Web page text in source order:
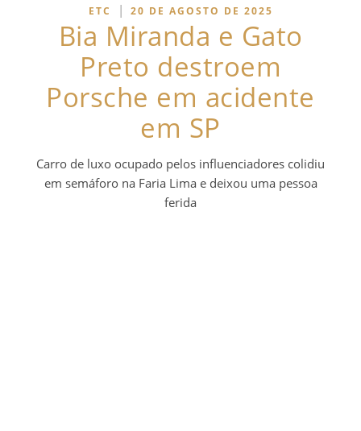
ETC | 20 DE AGOSTO DE 2025
Bia Miranda e Gato
Preto destroem
Porsche em acidente
em SP
Carro de luxo ocupado pelos influenciadores colidiu
em semáforo na Faria Lima e deixou uma pessoa
ferida